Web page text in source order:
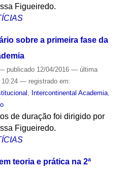
Figueiredo.
sobre a primeira fase da
publicado12/04/2016 — última
— registrado em:
Intercontinental Academia,
de duração foi dirigido por
Figueiredo.
teoria e prática na 2ª